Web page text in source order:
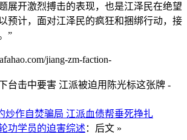
展开激烈搏击的表现，也是江泽民在绝望
预计，面对江泽民的疯狂和捆绑行动，接
”
jiang-zm-faction-
台击中要害 江派被迫用陈光标这张牌 -
炒作自焚骗局 江派血债帮垂死挣扎
功学员的迫害综述 ：后文 »